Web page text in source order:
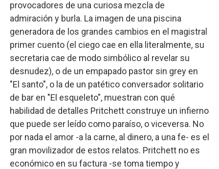
provocadores de una curiosa mezcla de
admiración y burla. La imagen de una piscina
generadora de los grandes cambios en el magistral
primer cuento (el ciego cae en ella literalmente, su
secretaria cae de modo simbólico al revelar su
desnudez), o de un empapado pastor sin grey en
"El santo", o la de un patético conversador solitario
de bar en "El esqueleto", muestran con qué
habilidad de detalles Pritchett construye un infierno
que puede ser leído como paraíso, o viceversa. No
por nada el amor -a la carne, al dinero, a una fe- es el
gran movilizador de estos relatos. Pritchett no es
económico en su factura -se toma tiempo y